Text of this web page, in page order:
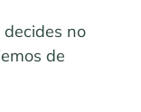
no
de